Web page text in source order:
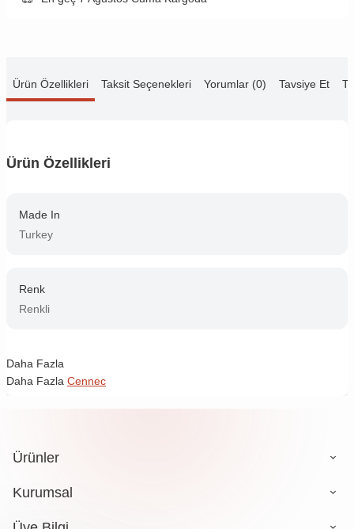
Ürün Özellikleri Taksit Seçenekleri Yorumlar (0) Tavsiye Et
Ürün Özellikleri
Made In
Turkey
Renk
Renkli
Daha Fazla
Daha Fazla Cennec
Ürünler
Kurumsal